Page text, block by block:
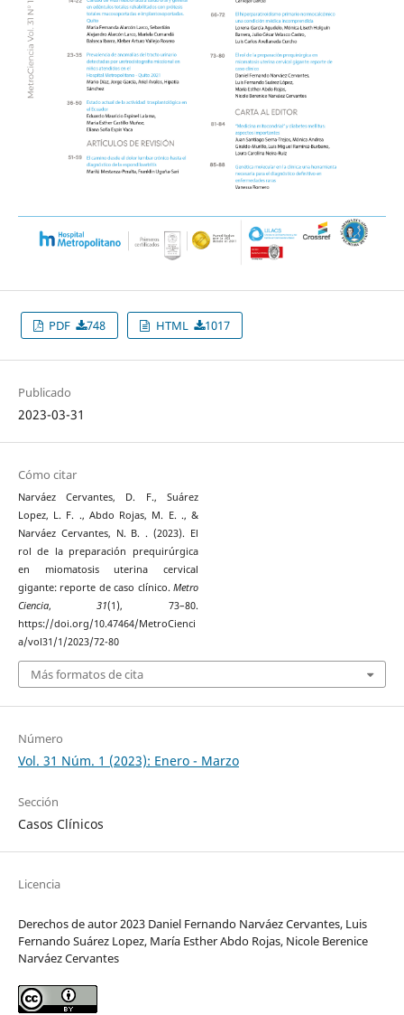
PDF 748 HTML 1017
Publicado
2023-03-31
Cómo citar
Narváez Cervantes, D. F., Suárez
Lopez, L. F. ., Abdo Rojas, M. E. ., &
Narváez Cervantes, N. B. . (2023). El
rol de la preparación prequirúrgica
en miomatosis uterina cervical
gigante: reporte de caso clínico. Metro
Ciencia,31(1), 73–80.
https://doi.org/10.47464/MetroCienci
a/vol31/1/2023/72-80
Más formatos de cita
Número
Vol. 31 Núm. 1 (2023): Enero - Marzo
Sección
Casos Clínicos
Licencia
Derechos de autor 2023 Daniel Fernando Narváez Cervantes, Luis
Fernando Suárez Lopez, María Esther Abdo Rojas, Nicole Berenice
Narváez Cervantes